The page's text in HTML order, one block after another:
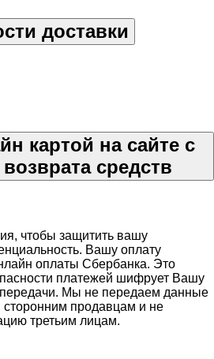
доставки
картой на сайте с
средств
чтобы защитить вашу
Вашу оплату
оплаты Сбербанка. Это
платежей шифрует Вашу
Мы не передаем данные
продавцам и не
третьим лицам.